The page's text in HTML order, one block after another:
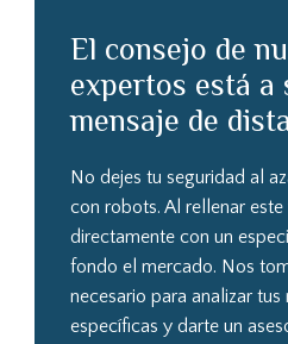
El consejo de
expertos está a
mensaje de
No dejes tu seguridad al
con robots. Al rellenar
directamente con un
fondo el mercado. Nos
necesario para analizar tus
específicas y darte un